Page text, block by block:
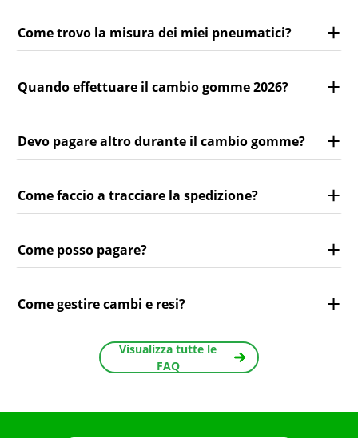
Come trovo la misura dei miei pneumatici?
Quando effettuare il cambio gomme 2026?
Devo pagare altro durante il cambio gomme?
Come faccio a tracciare la spedizione?
Come posso pagare?
Come gestire cambi e resi?
Visualizza tutte le
FAQ